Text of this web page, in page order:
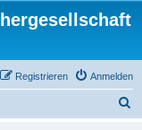
Anmelden
Registrieren